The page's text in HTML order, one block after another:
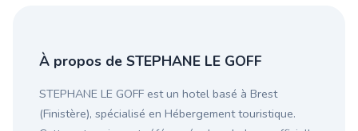
À propos de STEPHANE LE GOFF
STEPHANE LE GOFF est un hotel basé à Brest
(Finistère), spécialisé en Hébergement touristique.